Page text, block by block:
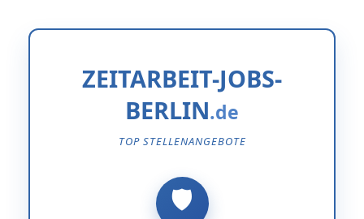
ZEITARBEIT-JOBS-
BERLIN
TOP STELLENANGEBOTE